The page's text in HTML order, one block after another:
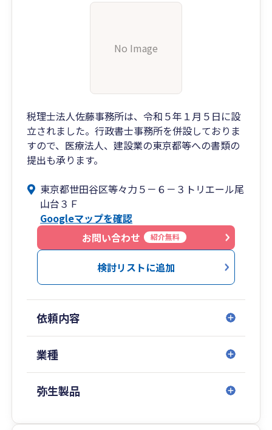
No Image
税理士法人佐藤事務所は、令和５年１月５日に設
立されました。行政書士事務所を併設しておりま
すので、医療法人、建設業の東京都等への書類の
提出も承ります。
東京都世田谷区等々力５－６－３トリエール尾
山台３Ｆ
Googleマップを確認
お問い合わせ
紹介無料
検討リストに追加
依頼内容
業種
弥生製品